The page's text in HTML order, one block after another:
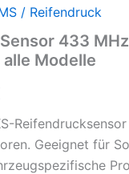
/ Reifendruck
433
Modelle
Geeignet für